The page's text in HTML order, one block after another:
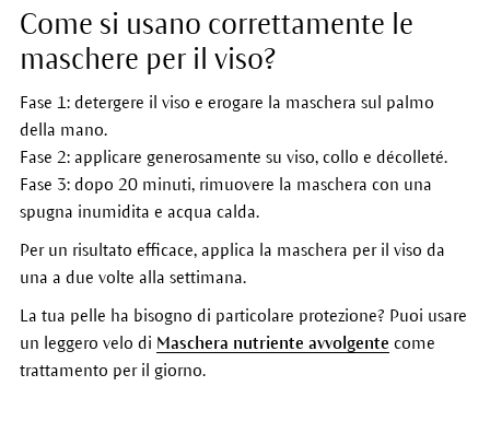
Come si usano correttamente le
maschere per il viso?
Fase 1: detergere il viso e erogare la maschera sul palmo
della mano.
Fase 2: applicare generosamente su viso, collo e décolleté.
Fase 3: dopo 20 minuti, rimuovere la maschera con una
spugna inumidita e acqua calda.
Per un risultato efficace, applica la maschera per il viso da
una a due volte alla settimana.
La tua pelle ha bisogno di particolare protezione? Puoi usare
un leggero velo di Maschera nutriente avvolgente come
trattamento per il giorno.